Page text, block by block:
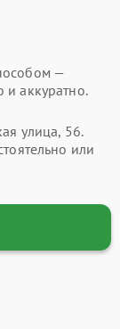
—
аккуратно.
улица, 56.
или